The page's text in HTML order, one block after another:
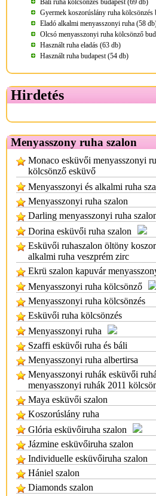
Báli ruha kölcsönzés budapest (69 db)
Gyermek koszorúslány ruha kölcsönzés
Eladó alkalmi menyasszonyi ruha (58
Olcsó menyasszonyi ruha kölcsönző
Használt ruha eladás (63 db)
Használt ruha budapest (54 db)
Hirdetés
Menyasszony ruha szalon
Monaco esküvői menyasszonyi
kölcsönző esküvő
Menyasszonyi és alkalmi ruha
Menyasszonyi ruha szalon
Darling menyasszonyi ruha
Dorina esküvői ruha szalon
Esküvői ruhaszalon öltöny
alkalmi ruha veszprém zirc
Ekrü szalon kapuvár
Menyasszonyi ruha kölcsönző
Menyasszonyi ruha kölcsönzés
Esküvői ruha kölcsönzés
Menyasszonyi ruha
Szaffi esküvői ruha és báli
Menyasszonyi ruha albertirsa
Menyasszonyi ruhák esküvői
menyasszonyi ruhák 2011
Maya esküvői szalon
Koszorúslány ruha
Glória esküvőiruha szalon
Jázmine esküvőiruha szalon
Individuelle esküvőiruha szalon
Hániel szalon
Diamonds szalon